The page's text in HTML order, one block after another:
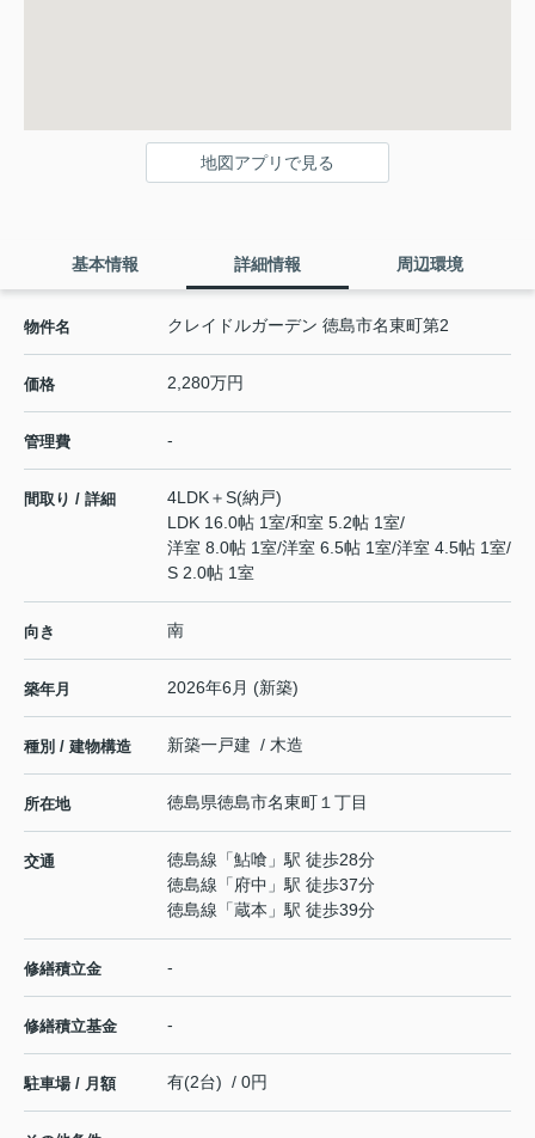
地図アプリで見る
基本情報 詳細情報 周辺環境
物件名 クレイドルガーデン 徳島市名東町第2
価格 2,280万円
管理費 -
間取り / 詳細
4LDK＋S(納戸)
LDK 16.0帖 1室/和室 5.2帖 1室/
洋室 8.0帖 1室/洋室 6.5帖 1室/洋室 4.5帖 1室/
S 2.0帖 1室
向き 南
築年月 2026年6月 (新築)
種別 / 建物構造 新築一戸建 / 木造
所在地 徳島県徳島市名東町 １丁目
交通 徳島線 「鮎喰 」駅 徒歩28分
徳島線 「府中 」駅 徒歩37分
徳島線 「蔵本 」駅 徒歩39分
修繕積立金 -
修繕積立基金 -
駐車場 / 月額 有(2台) / 0円